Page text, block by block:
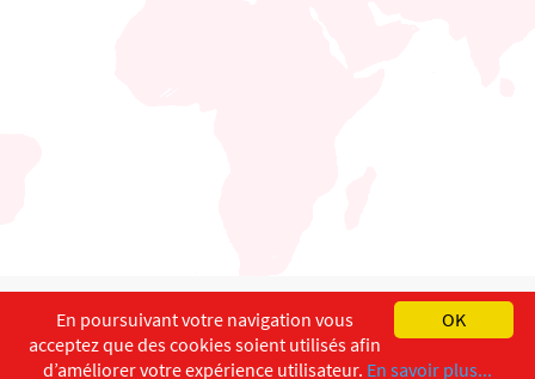
English Français
Copyright ©ISEC-AdW Aspects légaux
OK
En poursuivant votre navigation vous
acceptez que des cookies soient utilisés afin
d’améliorer votre expérience utilisateur. En savoir plus...